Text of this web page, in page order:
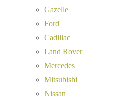
Gazelle
Ford
Cadillac
Land Rover
Mercedes
Mitsubishi
Nissan